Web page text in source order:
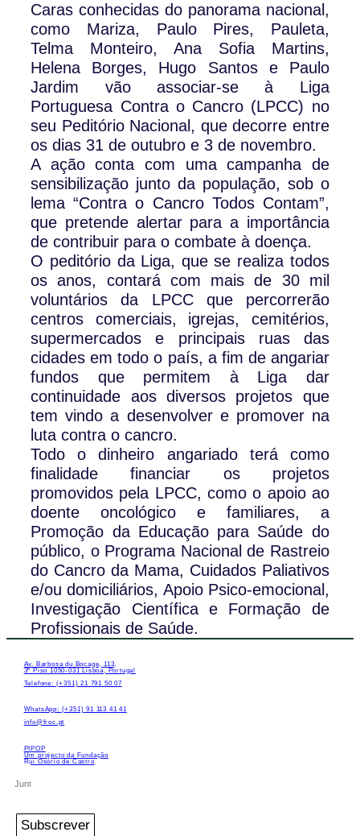
Caras conhecidas do panorama nacional,
como Mariza, Paulo Pires, Pauleta,
Telma Monteiro, Ana Sofia Martins,
Helena Borges, Hugo Santos e Paulo
Jardim vão associar-se à Liga
Portuguesa Contra o Cancro (LPCC) no
seu Peditório Nacional, que decorre entre
os dias 31 de outubro e 3 de novembro.
A ação conta com uma campanha de
sensibilização junto da população, sob o
lema “Contra o Cancro Todos Contam”,
que pretende alertar para a importância
de contribuir para o combate à doença.
O peditório da Liga, que se realiza todos
os anos, contará com mais de 30 mil
voluntários da LPCC que percorrerão
centros comerciais, igrejas, cemitérios,
supermercados e principais ruas das
cidades em todo o país, a fim de angariar
fundos que permitem à Liga dar
continuidade aos diversos projetos que
tem vindo a desenvolver e promover na
luta contra o cancro.
Todo o dinheiro angariado terá como
finalidade financiar os projetos
promovidos pela LPCC, como o apoio ao
doente oncológico e familiares, a
Promoção da Educação para Saúde do
público, o Programa Nacional de Rastreio
do Cancro da Mama, Cuidados Paliativos
e/ou domiciliários, Apoio Psico-emocional,
Investigação Científica e Formação de
Profissionais de Saúde.
Av. Barbosa du Bocage, 113,
3º Piso 1050-031 Lisboa, Portugal
Telefone: (+351) 21 791 50 07
WhatsApp: (+351) 91 113 41 41
info@froc.pt
PIPOP
Um projecto da Fundação
Rui Osório de Castro
Subscrever